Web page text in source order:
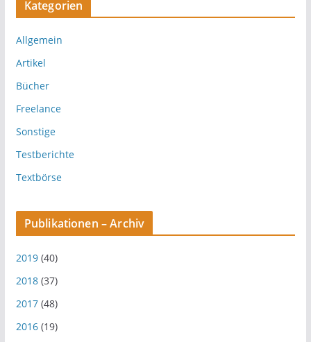
Kategorien
Allgemein
Artikel
Bücher
Freelance
Sonstige
Testberichte
Textbörse
Publikationen – Archiv
2019(40)
2018(37)
2017(48)
2016(19)